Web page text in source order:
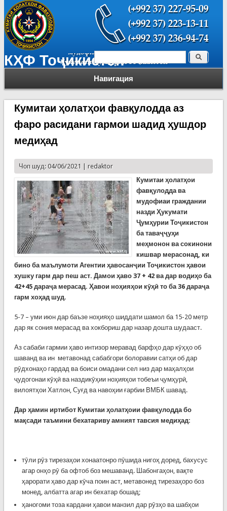
КҲФ Тоҷикистон
Навигация
Форма поиска Поиск
Кумитаи ҳолатҳои фавқулодда аз
фаро расидани гармои шадид ҳушдор
медиҳад
Чоп шуд: 04/06/2021 | redaktor
Кумитаи ҳолатҳои
фавқулодда ва
мудофиаи граждании
назди Ҳукумати
Ҷумҳурии Тоҷикистон
ба таваҷҷуҳи
меҳмонон ва сокинони
кишвар мерасонад, ки
бино ба маълумоти Агентии ҳавосанҷии Тоҷикистон ҳавои
хушку гарм дар пеш аст. Дамои ҳаво 37 + 42 ва дар водиҳо ба
42+45 дараҷа мерасад. Ҳавои ноҳияҳои кӯҳӣ то ба 36 дараҷа
гарм хоҳад шуд.
5-7 – уми июн дар баъзе ноҳияҳо шиддати шамол ба 15-20 метр
дар як сония мерасад ва хокбориш дар назар дошта шудааст.
Аз сабаби гармии ҳаво интизор меравад барфҳо дар кӯҳҳо об
шаванд ва ин метавонад сабабгори болоравии сатҳи об дар
рӯдхонаҳо гардад ва боиси омадани сел низ дар маҳалҳои
ҷудогонаи кӯҳӣ ва наздикӯҳии ноҳияҳои тобеъи ҷумҳурӣ,
вилоятҳои Хатлон, Суғд ва навоҳии ғарбии ВМБК шавад.
Дар ҳамин иртибот Кумитаи ҳолатҳоии фавқулодда бо
мақсади таъмини бехатариву амният тавсия медиҳад:
тӯли рӯз тирезаҳои хонаатонро пӯшида нигоҳ доред, бахусус
агар онҳо рӯ ба офтоб боз мешаванд. Шабонгаҳон, вақте
ҳарорати ҳаво дар кӯча поин аст, метавонед тирезаҳоро боз
монед, албатта агар ин бехатар бошад;
ҳаногоми тоза кардани ҳавои манзил дар рӯзҳо ва шабҳои